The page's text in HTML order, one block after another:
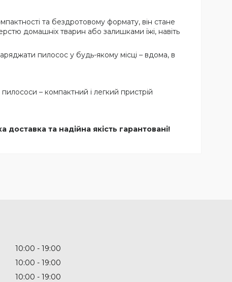
та бездротовому формату, він стане
домашніх тварин або залишками їжі, навіть
пилосос у будь-якому місці – вдома, в
– компактний і легкий пристрій
та надійна якість гарантовані!
10:00
19:00
10:00
19:00
10:00 19:00